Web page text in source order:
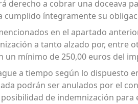
derecho a cobrar una doceava
cumplido íntegramente su
en el apartado
a tanto alzado por, entre
un mínimo de 250,00 euros del
a tiempo según lo dispuesto
podrán ser anulados por el
de indemnización para